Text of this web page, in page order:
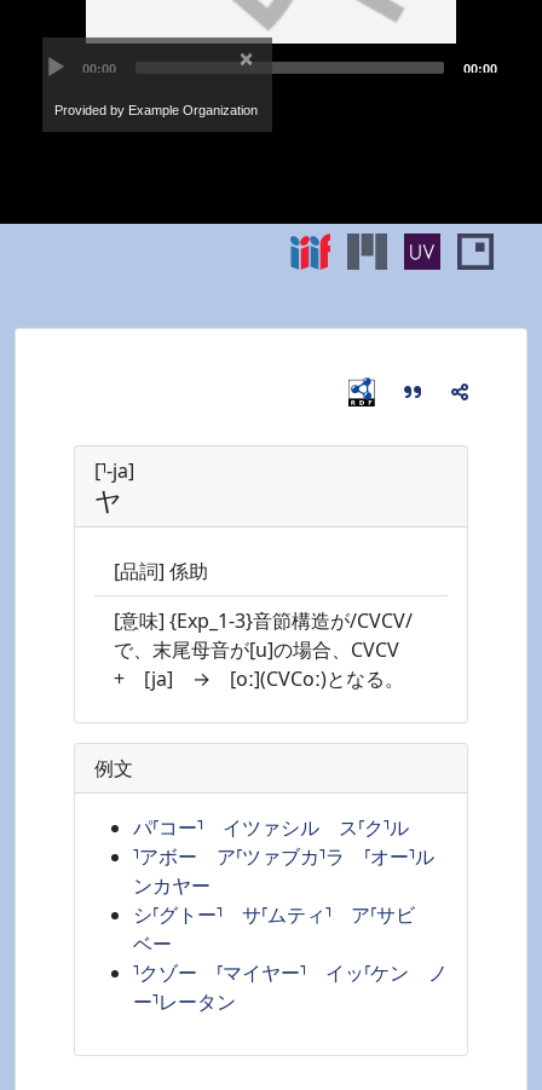
[⸣-ja]
ヤ
[品詞] 係助
[意味] {Exp_1-3}音節構造が/CVCV/
で、末尾母音が[u]の場合、CVCV
+ [ja] → [oː](CVCoː)となる。
例文
パ⸢コー⸣ イツァシル ス⸢ク⸣ル
⸣アボー ア⸢ツァブカ⸣ラ ⸢オー⸣ル
ンカヤー
シ⸢グトー⸣ サ⸢ムティ⸣ ア⸢サビ
ベー
⸣クゾー ⸢マイヤー⸣ イッ⸢ケン ノ
ー⸣レータン